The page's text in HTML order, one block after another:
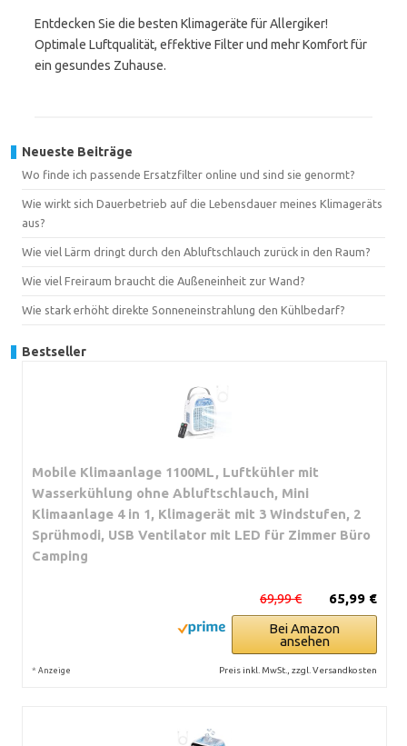
Entdecken Sie die besten Klimageräte für Allergiker!
Optimale Luftqualität, effektive Filter und mehr Komfort für
ein gesundes Zuhause.
Neueste Beiträge
Wo finde ich passende Ersatzfilter online und sind sie genormt?
Wie wirkt sich Dauerbetrieb auf die Lebensdauer meines Klimageräts
aus?
Wie viel Lärm dringt durch den Abluftschlauch zurück in den Raum?
Wie viel Freiraum braucht die Außeneinheit zur Wand?
Wie stark erhöht direkte Sonneneinstrahlung den Kühlbedarf?
Bestseller
Mobile Klimaanlage 1100ML, Luftkühler mit
Wasserkühlung ohne Abluftschlauch, Mini
Klimaanlage 4 in 1, Klimagerät mit 3 Windstufen, 2
Sprühmodi, USB Ventilator mit LED für Zimmer Büro
Camping
65,99 €
69,99 €
Bei Amazon
ansehen
* Anzeige Preis inkl. MwSt., zzgl. Versandkosten